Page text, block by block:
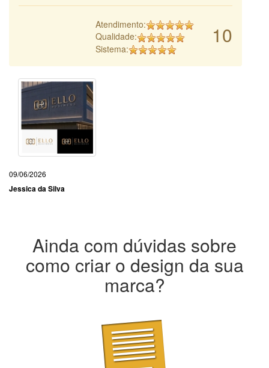
10
Atendimento:
Qualidade:
Sistema:
09/06/2026
Jessica da Silva
Ainda com dúvidas sobre
como criar o design da sua
marca?